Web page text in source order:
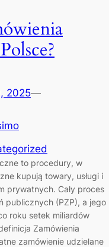
2025—
to procedury, w
kupują towary, usługi i
prywatnych. Cały proces
publicznych (PZP), a jego
roku setek miliardów
Zamówienia
zamówienie udzielane